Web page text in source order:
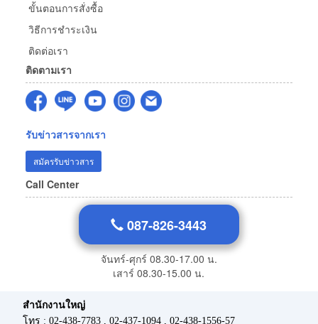
ขั้นตอนการสั่งซื้อ
วิธีการชำระเงิน
ติดต่อเรา
ติดตามเรา
รับข่าวสารจากเรา
สมัครรับข่าวสาร
Call Center
087-826-3443
จันทร์-ศุกร์ 08.30-17.00 น.
เสาร์ 08.30-15.00 น.
สำนักงานใหญ่
โทร : 02-438-7783 , 02-437-1094 , 02-438-1556-57